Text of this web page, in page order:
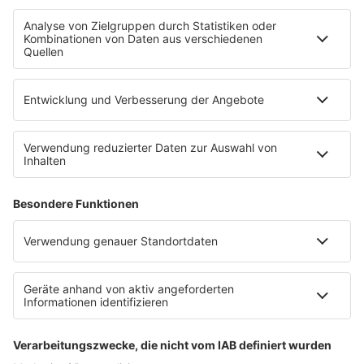
Fahrradparkhaus
Die Uniklinik Tübingen hat ein neues Fahrradparkhaus
eröffnet. Direkt an der Medizinischen Klinik bietet es
E-Bikes über eine Photovoltaikanlage auf dem …
Impressum
Datenschutzerklärung